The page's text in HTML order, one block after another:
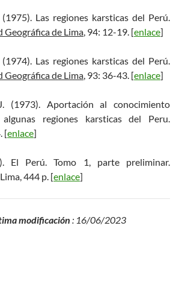
Las regiones karsticas del Perú.
Geográfica de Lima, 94: 12-19. [enlace]
Las regiones karsticas del Perú.
Geográfica de Lima, 93: 36-43. [enlace]
(1973). Aportación al conocimiento
algunas regiones karsticas del Peru.
[enlace]
El Perú. Tomo 1, parte preliminar.
444 p. [enlace]
modificación : 16/06/2023